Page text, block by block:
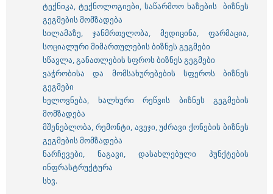
ტექნიკა, ტექნოლოგიები, საწარმოო ხაზების ბიზნეს
გეგმების მომზადება
სილამაზე, ჯანმრთელობა, მედიცინა, ფარმაცია,
სოციალური მიმართულების ბიზნეს გეგმები
სწავლა, განათლების სფროს ბიზნეს გეგმები
ვაჭრობისა და მომსახურებების სფეროს ბიზნეს
გეგმები
ხელოვნება, ხალხური რეწვის ბიზნეს გეგმების
მომზადება
მშენებლობა, რემონტი, ავეჯი, უძრავი ქონების ბიზნეს
გეგმების მომზადება
ნარჩევები, ნაგავი, დასახლებული პუნქტების
ინფრასტრუქტურა
სხვ.